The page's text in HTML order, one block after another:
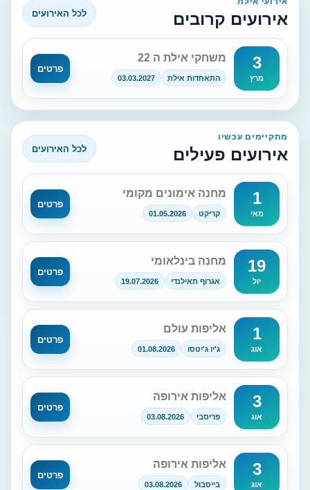
אירועים קרובים לכל האירועים
3
מרץ
משחקי אילת ה 22
התאחדות אילת 03.03.2027
פרטים
מתקיימים עכשיו
אירועים פעילים לכל האירועים
1
מאי
מחנה אימונים מקומי
קריקט 01.05.2026
פרטים
19
יול
מחנה בינלאומי
אגרוף תאילנדי 19.07.2026
פרטים
1
אוג
אליפות עולם
ג'יו ג'יטסו 01.08.2026
פרטים
3
אוג
אליפות אירופה
פריסבי 03.08.2026
פרטים
3
אוג
אליפות אירופה
בייסבול 03.08.2026
פרטים